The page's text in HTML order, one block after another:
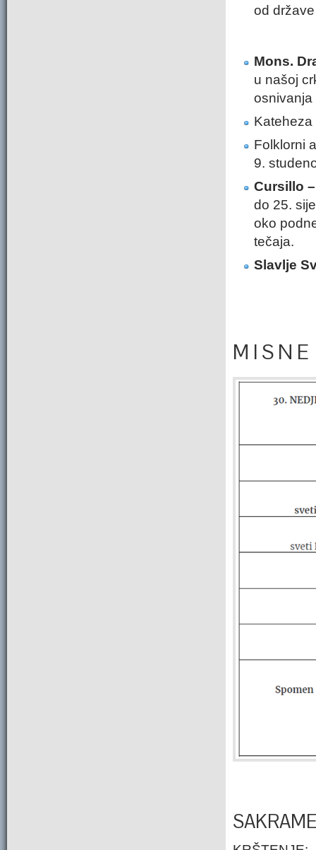
od
Mons.
u našoj
osnivanja
Folklorni
9.
Cursillo
do 25.
oko
tečaja.
Slavlje
M I S N